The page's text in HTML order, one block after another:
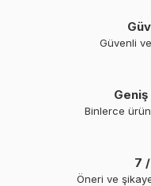
Güvenli
Binlerce
7
Öneri ve